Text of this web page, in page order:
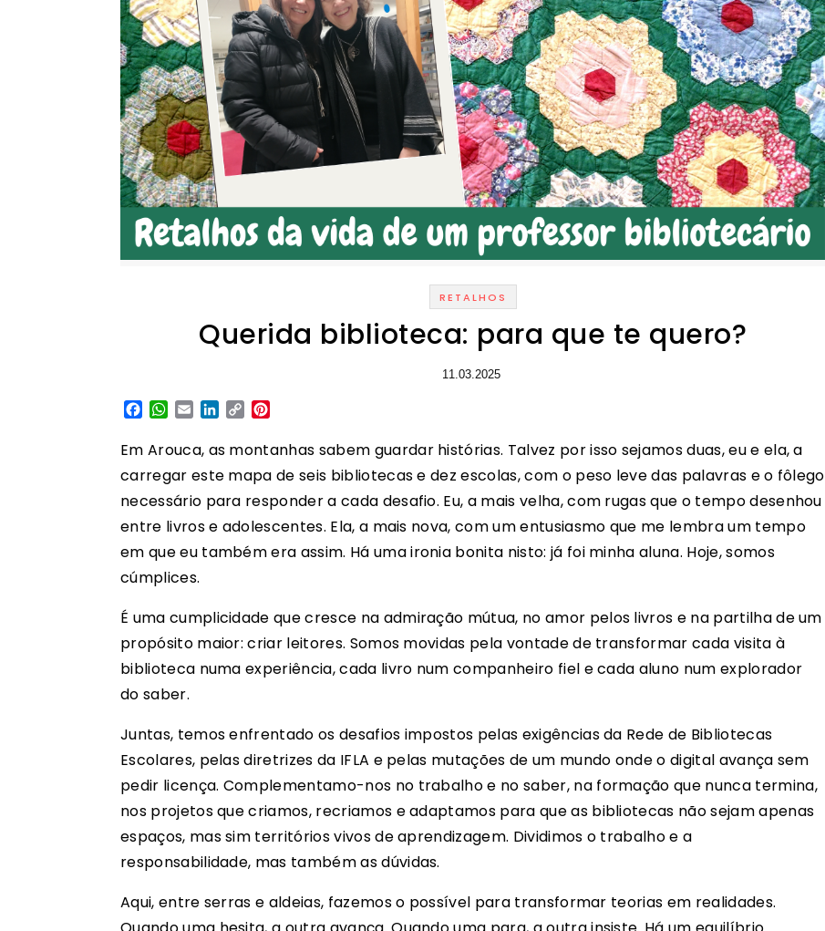
RETALHOS
Querida biblioteca: para que te quero?
11.03.2025
Facebook
WhatsApp
EmailLinkedIn
Copy
Em Arouca, as montanhas sabem guardar histórias. Talvez por isso sejamos duas, eu e ela, a
carregar este mapa de seis bibliotecas e dez escolas, com o peso leve das palavras e o fôlego
necessário para responder a cada desafio. Eu, a mais velha, com rugas que o tempo desenhou
entre livros e adolescentes. Ela, a mais nova, com um entusiasmo que me lembra um tempo
em que eu também era assim. Há uma ironia bonita nisto: já foi minha aluna. Hoje, somos
cúmplices.
É uma cumplicidade que cresce na admiração mútua, no amor pelos livros e na partilha de um
propósito maior: criar leitores. Somos movidas pela vontade de transformar cada visita à
biblioteca numa experiência, cada livro num companheiro fiel e cada aluno num explorador
do saber.
Juntas, temos enfrentado os desafios impostos pelas exigências da Rede de Bibliotecas
Escolares, pelas diretrizes da IFLA e pelas mutações de um mundo onde o digital avança sem
pedir licença. Complementamo-nos no trabalho e no saber, na formação que nunca termina,
nos projetos que criamos, recriamos e adaptamos para que as bibliotecas não sejam apenas
espaços, mas sim territórios vivos de aprendizagem. Dividimos o trabalho e a
responsabilidade, mas também as dúvidas.
Aqui, entre serras e aldeias, fazemos o possível para transformar teorias em realidades.